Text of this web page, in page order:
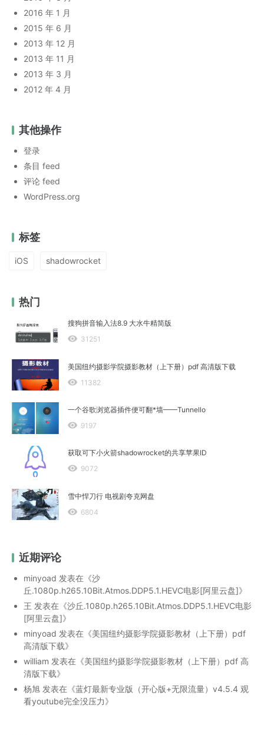
2016 年 1 月
2015 年 6 月
2013 年 12 月
2013 年 11 月
2013 年 3 月
2012 年 4 月
其他操作
登录
条目 feed
评论 feed
WordPress.org
标签
iOS shadowrocket
热门
搜狗拼音输入法8.9 大水牛精简版
31251
美国纽约摄影学院摄影教材（上下册）pdf 高清版下载
11382
一个谷歌浏览器插件便可翻*墙——Tunnello
9197
获取可下小火箭shadowrocket的共享苹果ID
9072
雪中悍刀行 电视剧夸克网盘
6804
近期评论
minyoad 发表在《沙
丘.1080p.h265.10Bit.Atmos.DDP5.1.HEVC电影[阿里云盘]》
王 发表在《沙丘.1080p.h265.10Bit.Atmos.DDP5.1.HEVC电影
[阿里云盘]》
minyoad 发表在《美国纽约摄影学院摄影教材（上下册）pdf
高清版下载》
william 发表在《美国纽约摄影学院摄影教材（上下册）pdf 高
清版下载》
杨旭 发表在《蓝灯最新专业版（开心版+无限流量）v4.5.4 观
看youtube完全没压力》